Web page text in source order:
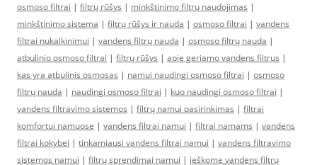
osmoso filtrai | filtrų rūšys | minkštinimo filtrų naudojimas |
minkštinimo sistema | filtrų rūšys ir nauda | osmoso filtrai | vandens
filtrai nukalkinimui | vandens filtrų nauda | osmoso filtrų nauda |
atbulinio osmoso filtrai | filtrų rūšys | apie geriamo vandens filtrus |
kas yra atbulinis osmosas | namui naudingi osmoso filtrai | osmoso
filtrų nauda | naudingi osmoso filtrai | kuo naudingi osmoso filtrai |
vandens filtravimo sistemos | filtrų namui pasirinkimas | filtrai
komfortui namuose | vandens filtrai namui | filtrai namams | vandens
filtrai kokybei | tinkamiausi vandens filtrai namui | vandens filtravimo
sistemos namui | filtrų sprendimai namui | ieškome vandens filtrų